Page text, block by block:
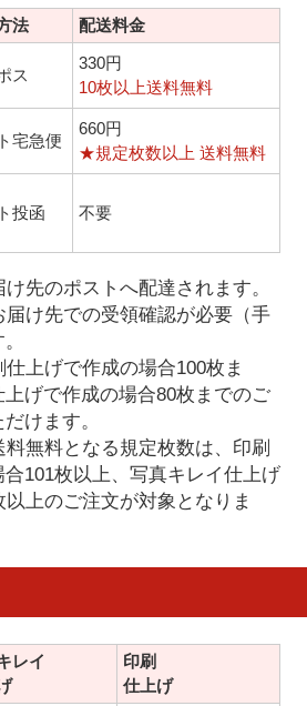
法 配送料金
ス
330円
10枚以上送料無料
宅急便
660円
★規定枚数以上 送料無料
投函 不要
先のポストへ配達されます。
け先での受領確認が必要（手
上げで作成の場合100枚ま
げで作成の場合80枚までのご
けます。
無料となる規定枚数は、印刷
101枚以上、写真キレイ仕上げ
上のご注文が対象となりま
レイ
印刷
仕上げ